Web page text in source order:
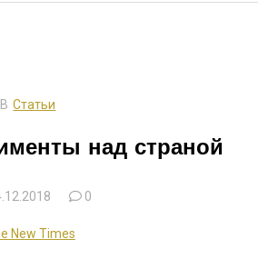
В Статьи
над страной
0
New Times